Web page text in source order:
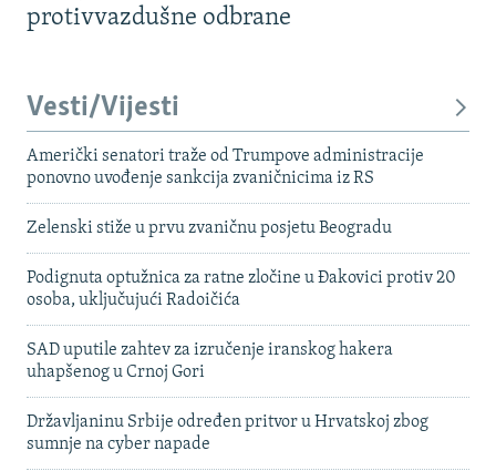
protivvazdušne odbrane
Vesti/Vijesti
Američki senatori traže od Trumpove administracije
ponovno uvođenje sankcija zvaničnicima iz RS
Zelenski stiže u prvu zvaničnu posjetu Beogradu
Podignuta optužnica za ratne zločine u Đakovici protiv 20
osoba, uključujući Radoičića
SAD uputile zahtev za izručenje iranskog hakera
uhapšenog u Crnoj Gori
Državljaninu Srbije određen pritvor u Hrvatskoj zbog
sumnje na cyber napade